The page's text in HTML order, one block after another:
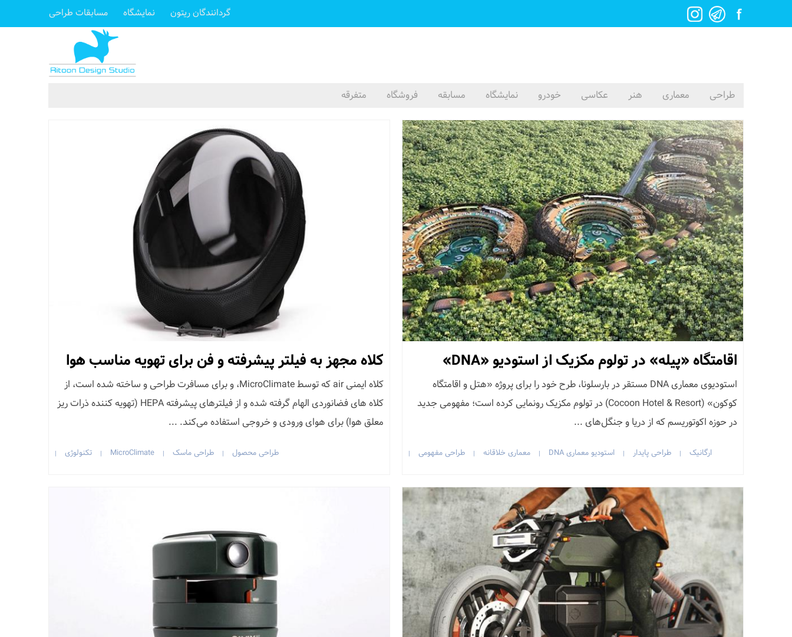
گردانندگان ریتون نمایشگاه مسابقات طراحی
طراحی معماری هنر عکاسی خودرو نمایشگاه مسابقه فروشگاه متفرقه
اقامتگاه «پیله» در تولوم مکزیک از استودیو «DNA»
استودیوی معماری DNA مستقر در بارسلونا، طرح خود را برای پروژه «هتل و اقامتگاه
کوکون» (Cocoon Hotel & Resort) در تولوم مکزیک رونمایی کرده است؛ مفهومی جدید
در حوزه اکوتوریسم که از دریا و جنگل‌های ...
ارگانیک | طراحی پایدار | استودیو معماری DNA | معماری خلاقانه | طراحی مفهومی |
کلاه مجهز به فیلتر پیشرفته و فن برای تهویه مناسب هوا
کلاه ایمنی air که توسط MicroClimate، و برای مسافرت طراحی و ساخته شده است، از
کلاه های فضانوردی الهام گرفته شده و از فیلترهای پیشرفته HEPA (تهویه کننده ذرات ریز
معلق هوا) برای هوای ورودی و خروجی استفاده می‌کند. ...
طراحی محصول | طراحی ماسک |
MicroClimate
| تکنولوژی |